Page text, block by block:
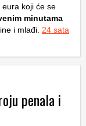
koji će se
minutama
i mlađi. 24 sata
penala i